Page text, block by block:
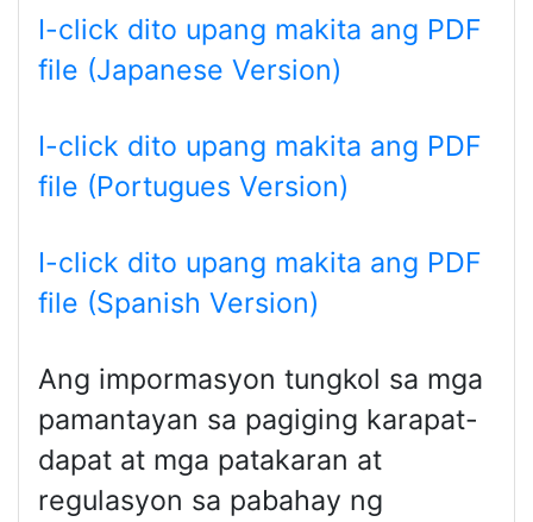
I-click dito upang makita ang PDF
file (Japanese Version)
I-click dito upang makita ang PDF
file (Portugues Version)
I-click dito upang makita ang PDF
file (Spanish Version)
Ang impormasyon tungkol sa mga
pamantayan sa pagiging karapat-
dapat at mga patakaran at
regulasyon sa pabahay ng